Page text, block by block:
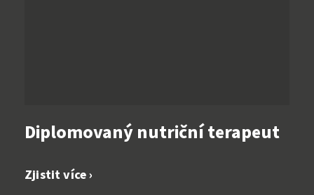
Diplomovaný nutriční terapeut
Zjistit více ›